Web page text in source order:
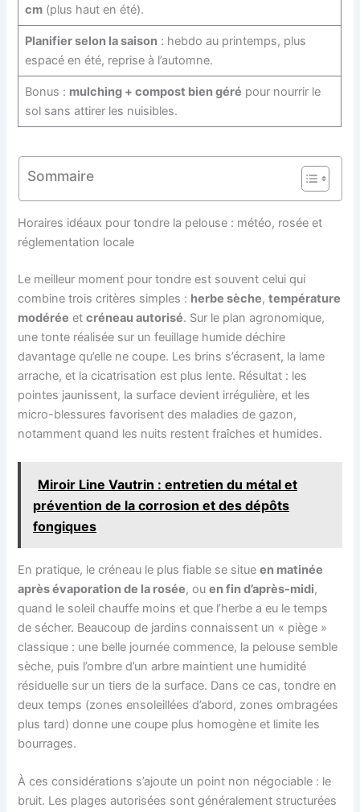
cm(plus haut en été).
Planifier selon la saison: hebdo au printemps, plus
espacé en été, reprise à l’automne.
Bonus : mulching + compost bien géré pour nourrir le
sol sans attirer les nuisibles.
Sommaire
Horaires idéaux pour tondre la pelouse : météo, rosée et
réglementation locale
Le meilleur moment pour tondre est souvent celui qui
combine trois critères simples : herbe sèche,température
modérée etcréneau autorisé. Sur le plan agronomique,
une tonte réalisée sur un feuillage humide déchire
davantage qu’elle ne coupe. Les brins s’écrasent, la lame
arrache, et la cicatrisation est plus lente. Résultat : les
pointes jaunissent, la surface devient irrégulière, et les
micro-blessures favorisent des maladies de gazon,
notamment quand les nuits restent fraîches et humides.
Miroir Line Vautrin : entretien du métal et
prévention de la corrosion et des dépôts
fongiques
En pratique, le créneau le plus fiable se situeen matinée
après évaporation de la rosée, ouen fin d’après-midi,
quand le soleil chauffe moins et que l’herbe a eu le temps
de sécher. Beaucoup de jardins connaissent un « piège »
classique : une belle journée commence, la pelouse semble
sèche, puis l’ombre d’un arbre maintient une humidité
résiduelle sur un tiers de la surface. Dans ce cas, tondre en
deux temps (zones ensoleillées d’abord, zones ombragées
plus tard) donne une coupe plus homogène et limite les
bourrages.
À ces considérations s’ajoute un point non négociable : le
bruit. Les plages autorisées sont généralement structurées